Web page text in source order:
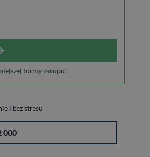
formy zakupu!
i bez stresu
000